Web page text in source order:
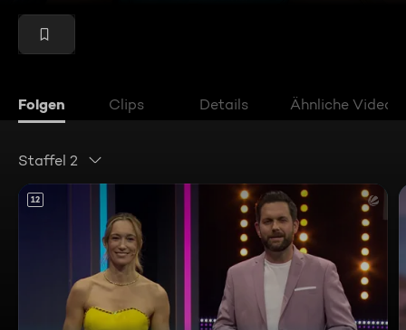
Folgen Clips Details Ähnliche Videos
Staffel 2
12